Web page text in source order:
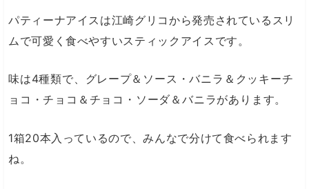
パティーナアイスは江崎グリコから発売されているスリ
ムで可愛く食べやすいスティックアイスです。
味は4種類で、 グレープ＆ ソース・バニラ＆クッキーチ
ョコ・チョコ＆チョコ・ ソーダ＆バニラがあります。
1箱20本入っているので、みんなで分けて食べられます
ね。